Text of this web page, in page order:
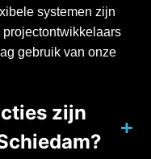
systemen zijn
gebruik van onze
zijn